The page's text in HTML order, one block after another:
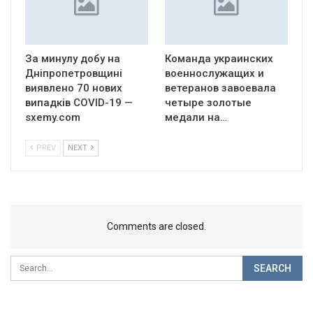
За минулу добу на
Дніпропетровщині
виявлено 70 нових
випадків COVID-19 —
sxemy.com
Команда украинских
военнослужащих и
ветеранов завоевала
четыре золотые
медали на…
PREV NEXT
Comments are closed.